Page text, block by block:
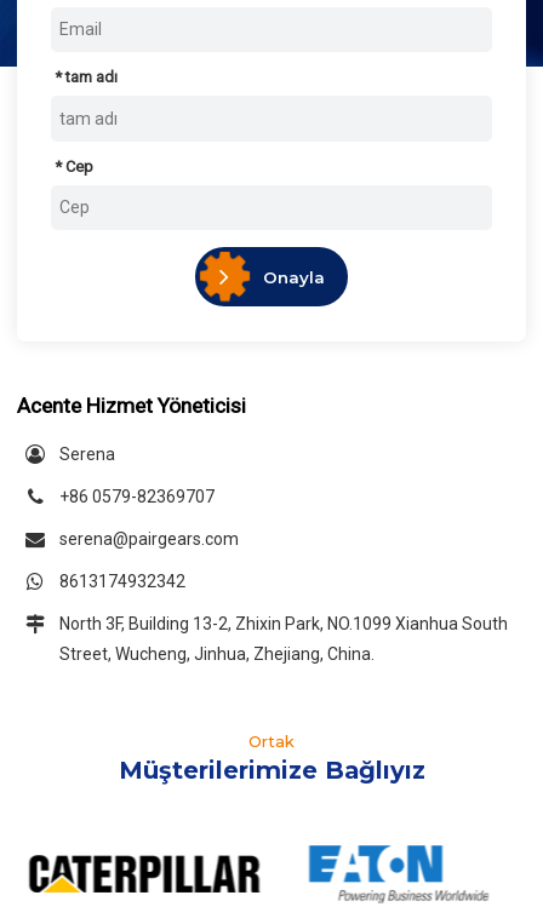
tam adı
Cep
Onayla
Acente Hizmet Yöneticisi
Serena
+86 0579-82369707
serena@pairgears.com
8613174932342
North 3F, Building 13-2, Zhixin Park, NO.1099 Xianhua South
Street, Wucheng, Jinhua, Zhejiang, China.
Ortak
Müşterilerimize Bağlıyız